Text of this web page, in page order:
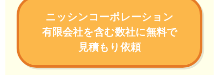
ニッシンコーポレーション
有限会社を含む数社に無料で
見積もり依頼